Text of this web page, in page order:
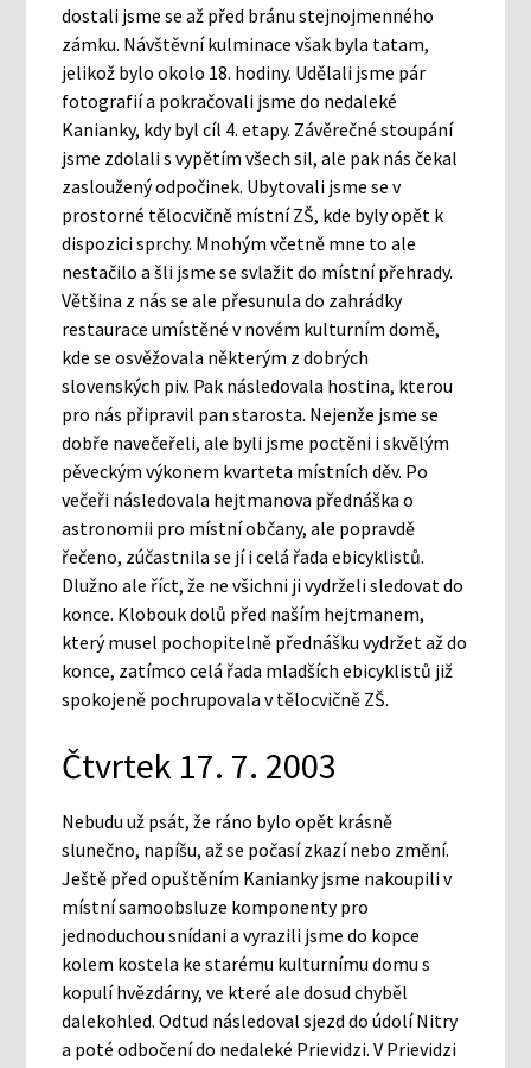
dostali jsme se až před bránu stejnojmenného
zámku. Návštěvní kulminace však byla tatam,
jelikož bylo okolo 18. hodiny. Udělali jsme pár
fotografií a pokračovali jsme do nedaleké
Kanianky, kdy byl cíl 4. etapy. Závěrečné stoupání
jsme zdolali s vypětím všech sil, ale pak nás čekal
zasloužený odpočinek. Ubytovali jsme se v
prostorné tělocvičně místní ZŠ, kde byly opět k
dispozici sprchy. Mnohým včetně mne to ale
nestačilo a šli jsme se svlažit do místní přehrady.
Většina z nás se ale přesunula do zahrádky
restaurace umístěné v novém kulturním domě,
kde se osvěžovala některým z dobrých
slovenských piv. Pak následovala hostina, kterou
pro nás připravil pan starosta. Nejenže jsme se
dobře navečeřeli, ale byli jsme poctěni i skvělým
pěveckým výkonem kvarteta místních děv. Po
večeři následovala hejtmanova přednáška o
astronomii pro místní občany, ale popravdě
řečeno, zúčastnila se jí i celá řada ebicyklistů.
Dlužno ale říct, že ne všichni ji vydrželi sledovat do
konce. Klobouk dolů před naším hejtmanem,
který musel pochopitelně přednášku vydržet až do
konce, zatímco celá řada mladších ebicyklistů již
spokojeně pochrupovala v tělocvičně ZŠ.
Čtvrtek 17. 7. 2003
Nebudu už psát, že ráno bylo opět krásně
slunečno, napíšu, až se počasí zkazí nebo změní.
Ještě před opuštěním Kanianky jsme nakoupili v
místní samoobsluze komponenty pro
jednoduchou snídani a vyrazili jsme do kopce
kolem kostela ke starému kulturnímu domu s
kopulí hvězdárny, ve které ale dosud chyběl
dalekohled. Odtud následoval sjezd do údolí Nitry
a poté odbočení do nedaleké Prievidzi. V Prievidzi